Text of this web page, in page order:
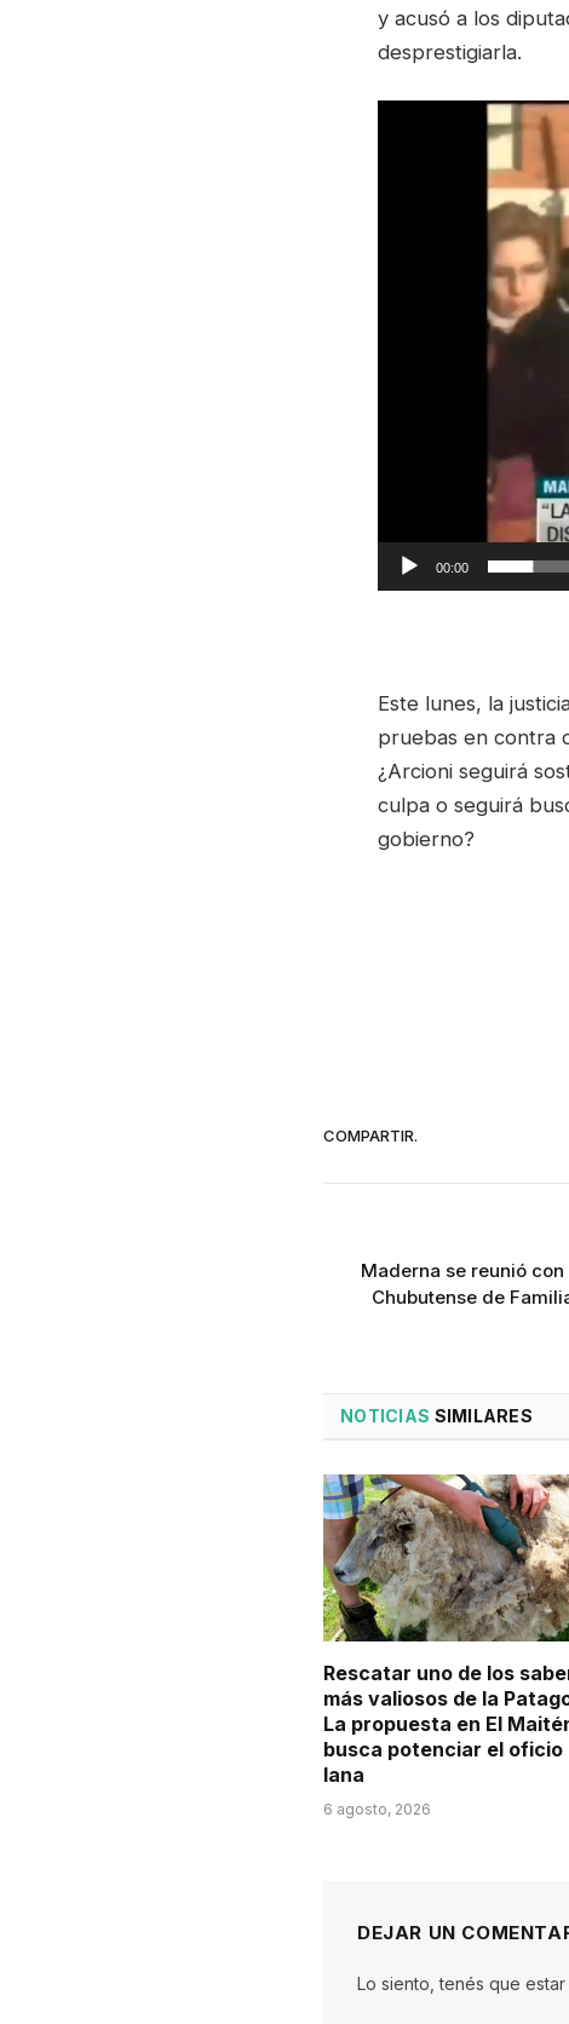
y acusó a los
desprestigiarla.
Reproductor
00:00
Este lunes, la
pruebas en contra
¿Arcioni seguirá
culpa o seguirá
gobierno?
COMPARTIR.
Maderna se reunió
Chubutense de
NOTICIAS SIMILARES
Rescatar uno de los
más valiosos de la
La propuesta en El
busca potenciar el oficio
lana
6 agosto, 2026
DEJAR UN
Lo siento, tenés que estar